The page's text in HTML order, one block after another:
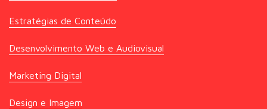
Estratégias de Conteúdo
Desenvolvimento Web e Audiovisual
Marketing Digital
Design e Imagem